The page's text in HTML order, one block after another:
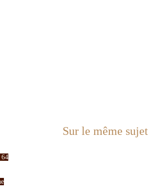
Sur le même sujet
64